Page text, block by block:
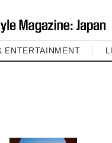
ENTERTAINMENT